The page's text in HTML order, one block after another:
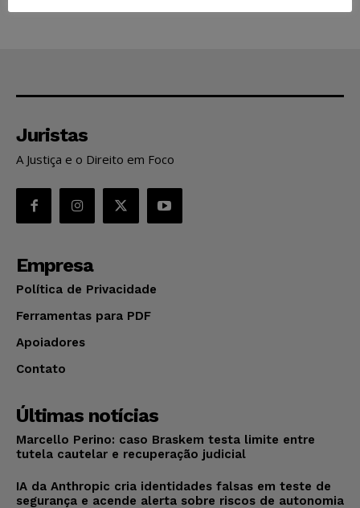
Juristas
A Justiça e o Direito em Foco
Empresa
Política de Privacidade
Ferramentas para PDF
Apoiadores
Contato
Últimas notícias
Marcello Perino: caso Braskem testa limite entre
tutela cautelar e recuperação judicial
IA da Anthropic cria identidades falsas em teste de
segurança e acende alerta sobre riscos de autonomia